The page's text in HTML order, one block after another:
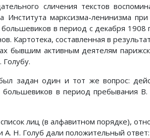
сличения текстов
Института марксизма-ленинизма
в период с декабря 1908
Картотека, составленная в
бывшим активным деятелям
задан один и тот же вопрос:
большевиков в период
лиц (в алфавитном порядке),
Н. Голуб дали положительный ответ: